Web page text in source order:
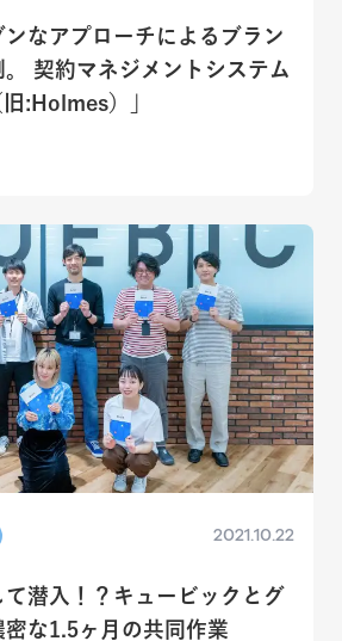
ンなアプローチによるブラン
。 契約マネジメントシステム
:Holmes）」
2021.10.22
て潜入！？キュービックとグ
密な1.5ヶ月の共同作業